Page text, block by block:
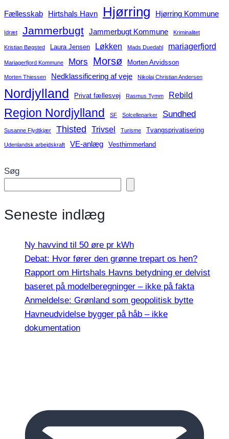
Fællesskab Hirtshals Havn Hjørring Hjørring Kommune
Idræt Jammerbugt Jammerbugt Kommune Kriminalitet
Kristian Bøgsted Laura Jensen Løkken Mads Duedahl mariagerfjord
Mariagerfjord Kommune Mors Morsø Morten Arvidsson
Morten Thiessen Nedklassificering af veje Nikolaj Christian Andersen
Nordjylland Privat fællesvej Rasmus Tymm Rebild
Region Nordjylland SF Solcelleparker Sundhed
Susanne Flydtkjær Thisted Trivsel Turisme Tvangsprivatisering
Udenlandsk arbejdskraft VE-anlæg Vesthimmerland
Søg
Seneste indlæg
Ny havvind til 50 øre pr kWh
Debat: Hvor fører den grønne trepart os hen?
Rapport om Hirtshals Havns betydning er delvist
baseret på modelberegninger – ikke på fakta
Anmeldelse: Grønland som geopolitisk bytte
Havneudvidelse bygger på håb – ikke
dokumentation